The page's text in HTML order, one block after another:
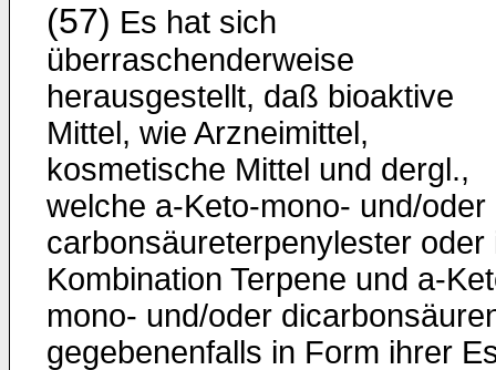
(57) Es hat sich
überraschenderweise
herausgestellt, daß bioaktive
Mittel, wie Arzneimittel,
kosmetische Mittel und dergl.,
welche a-Keto-mono- und/oder
carbonsäureterpenylester oder
Kombination Terpene und a-
mono- und/oder
gegebenenfalls in Form ihrer